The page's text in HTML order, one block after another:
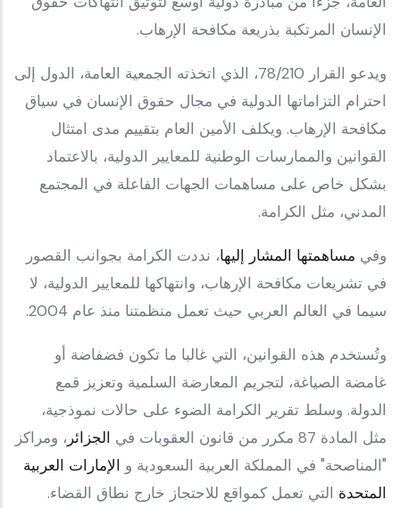
الإنسان المرتكبة بذريعة مكافحة الإرهاب.
ويدعو القرار 78/210، الذي اتخذته الجمعية العامة، الدول إلى
احترام التزاماتها الدولية في مجال حقوق الإنسان في سياق
مكافحة الإرهاب. ويكلف الأمين العام بتقييم مدى امتثال
القوانين والممارسات الوطنية للمعايير الدولية، بالاعتماد
بشكل خاص على مساهمات الجهات الفاعلة في المجتمع
المدني، مثل الكرامة.
وفي مساهمتها المشار إليها، نددت الكرامة بجوانب القصور
في تشريعات مكافحة الإرهاب، وانتهاكها للمعايير الدولية، لا
سيما في العالم العربي حيث تعمل منظمتنا منذ عام 2004.
وتُستخدم هذه القوانين، التي غالبا ما تكون فضفاضة أو
غامضة الصياغة، لتجريم المعارضة السلمية وتعزيز قمع
الدولة. وسلط تقرير الكرامة الضوء على حالات نموذجية،
مثل المادة 87 مكرر من قانون العقوبات في
الجزائر ، ومراكز
"المناصحة" في المملكة العربية السعودية و الإمارات العربية
المتحدة التي تعمل كمواقع للاحتجاز خارج نطاق القضاء.